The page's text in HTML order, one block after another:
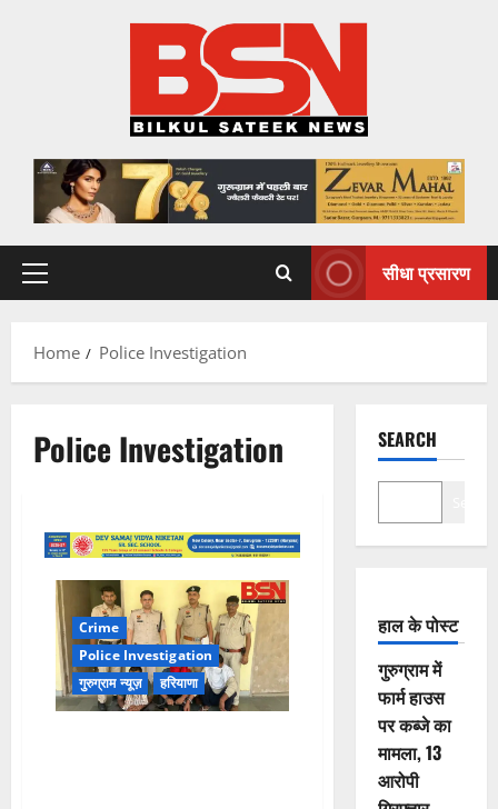
Primary
सीधा प्रसारण
Home Police Investigation
Police Investigation
Crime
Police Investigation
गुरुग्राम न्यूज़
हरियाणा
SEARCH
हाल के पोस्ट
गुरुग्राम में
फार्म हाउस
पर कब्जे का
मामला, 13
आरोपी